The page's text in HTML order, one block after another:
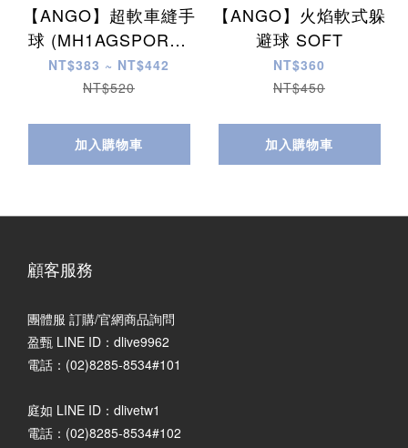
【ANGO】超軟車縫手
球 (MH1AGSPORG-
BY #尺寸1、
MH1AGSPORG-BY #
NT$383 ~ NT$442
NT$520
加入購物車
【ANGO】火焰軟式躲
避球 SOFT
NT$360
NT$450
加入購物車
顧客服務
團體服 訂購/官網商品詢問
盈甄 LINE ID：dlive9962
電話：(02)8285-8534#101
庭如 LINE ID：dlivetw1
電話：(02)8285-8534#102